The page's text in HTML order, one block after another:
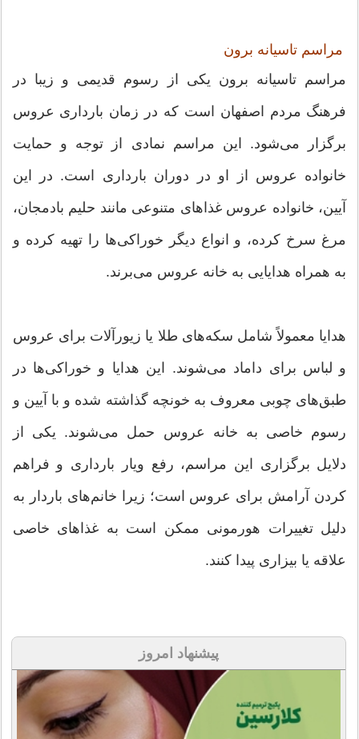
مراسم تاسیانه برون
مراسم تاسیانه برون یکی از رسوم قدیمی و زیبا در
فرهنگ مردم اصفهان است که در زمان بارداری عروس
برگزار می‌شود. این مراسم نمادی از توجه و حمایت
خانواده عروس از او در دوران بارداری است. در این
آیین، خانواده عروس غذاهای متنوعی مانند حلیم بادمجان،
مرغ سرخ کرده، و انواع دیگر خوراکی‌ها را تهیه کرده و
به همراه هدایایی به خانه عروس می‌برند.
هدایا معمولاً شامل سکه‌های طلا یا زیورآلات برای عروس
و لباس برای داماد می‌شوند. این هدایا و خوراکی‌ها در
طبق‌های چوبی معروف به خونچه گذاشته شده و با آیین و
رسوم خاصی به خانه عروس حمل می‌شوند. یکی از
دلایل برگزاری این مراسم، رفع ویار بارداری و فراهم
کردن آرامش برای عروس است؛ زیرا خانم‌های باردار به
دلیل تغییرات هورمونی ممکن است به غذاهای خاصی
علاقه یا بیزاری پیدا کنند.
پیشنهاد امروز